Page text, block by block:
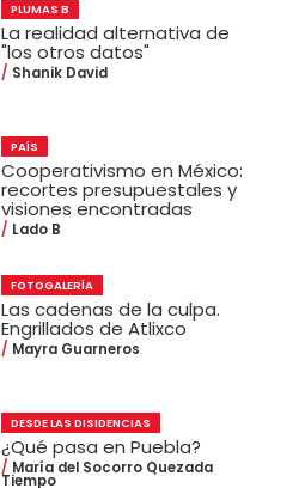
PLUMAS B
La realidad alternativa de
"los otros datos"
Shanik David
PAÍS
Cooperativismo en México:
recortes presupuestales y
visiones encontradas
Lado B
FOTOGALERÍA
Las cadenas de la culpa.
Engrillados de Atlixco
Mayra Guarneros
DESDE LAS DISIDENCIAS
¿Qué pasa en Puebla?
María del Socorro Quezada
Tiempo